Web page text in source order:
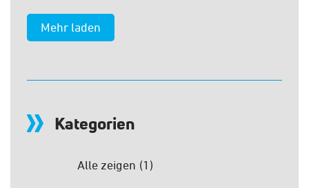
Kategorien
Alle zeigen (1)